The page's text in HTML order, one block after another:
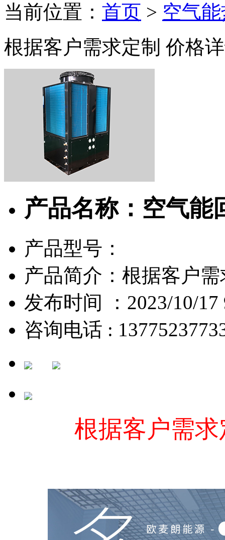
当前位置： 首页 > 空气
根据客户需求定制 价格
产品名称：空气能
产品型号：
产品简介：根据客户
发布时间 ：2023/10/17
咨询电话 :
根据客户需